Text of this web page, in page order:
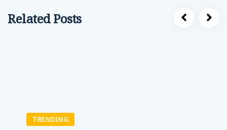
Related Posts
TRENDING